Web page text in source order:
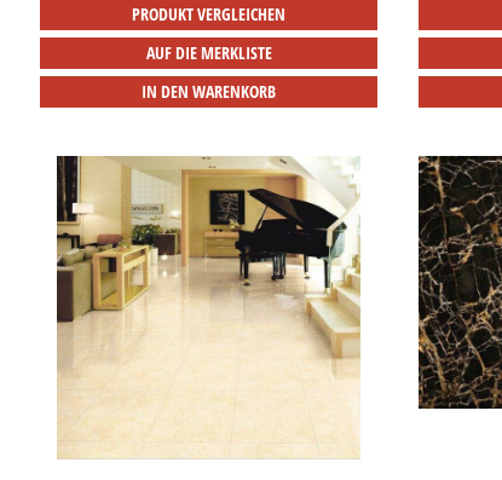
PRODUKT VERGLEICHEN
AUF DIE MERKLISTE
IN DEN WARENKORB